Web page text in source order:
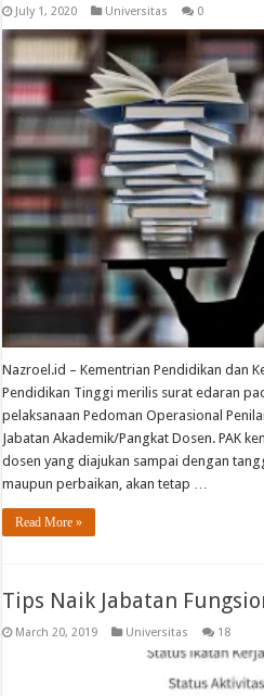
July 1, 2020 Universitas 0
Nazroel.id – Kementrian Pendidikan dan
Pendidikan Tinggi merilis surat edaran
pelaksanaan Pedoman Operasional
Jabatan Akademik/Pangkat Dosen. PAK
dosen yang diajukan sampai dengan
maupun perbaikan, akan tetap …
Read More »
Tips Naik Jabatan
March 20, 2019 Universitas 18